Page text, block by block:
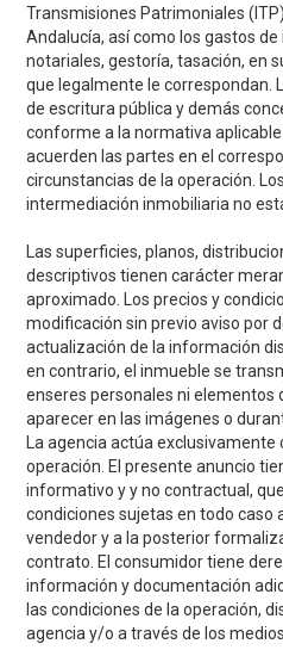
Transmisiones Patrimoniales
Andalucía, así como los gastos
notariales, gestoría, tasación, en
que legalmente le correspondan.
de escritura pública y demás
conforme a la normativa
acuerden las partes en el
circunstancias de la operación.
intermediación inmobiliaria no
Las superficies, planos,
descriptivos tienen carácter
aproximado. Los precios y
modificación sin previo aviso por
actualización de la información
en contrario, el inmueble se
enseres personales ni elementos
aparecer en las imágenes o
La agencia actúa
operación. El presente anuncio
informativo y y no contractual,
condiciones sujetas en todo caso
vendedor y a la posterior
contrato. El consumidor tiene
información y documentación
las condiciones de la operación,
agencia y/o a través de los